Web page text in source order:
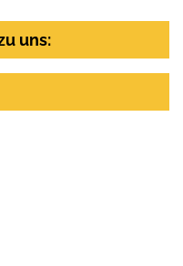
uns: